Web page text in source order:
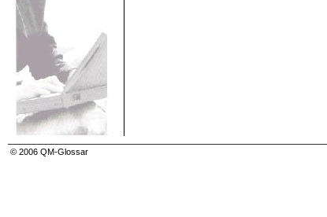
© 2006 QM-Glossar